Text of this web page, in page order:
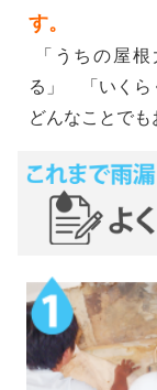
す。
「うちの屋
る」 「いくら
どんなことでも